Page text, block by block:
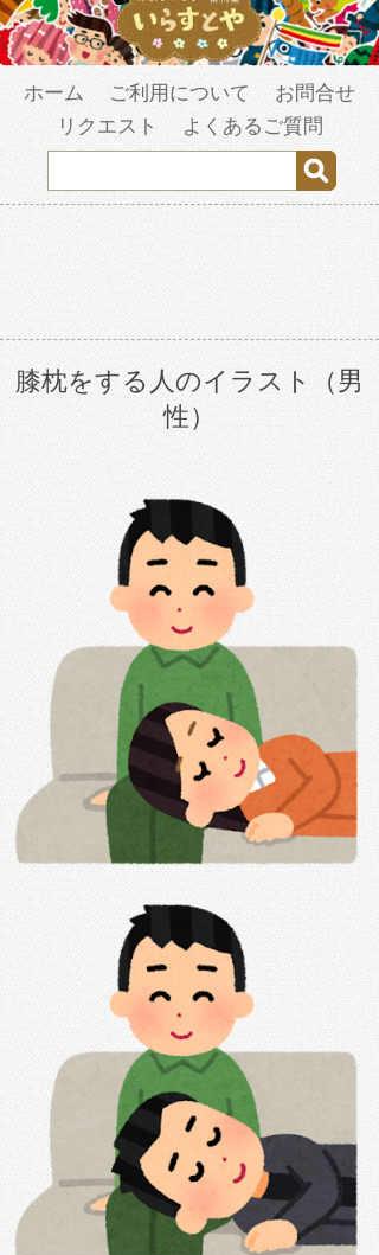
ホーム ご利用について
お問合せ
リクエスト
よくあるご質問
膝枕をする人のイラスト（男
性）